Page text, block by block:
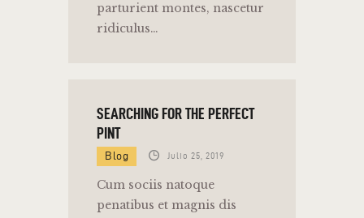
parturient montes, nascetur
ridiculus…
SEARCHING FOR THE PERFECT
PINT
Blog Julio 25, 2019
Cum sociis natoque
penatibus et magnis dis